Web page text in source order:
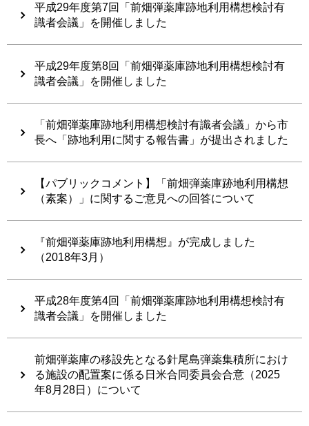
平成29年度第7回「前畑弾薬庫跡地利用構想検討有
識者会議」を開催しました
平成29年度第8回「前畑弾薬庫跡地利用構想検討有
識者会議」を開催しました
「前畑弾薬庫跡地利用構想検討有識者会議」から市
長へ「跡地利用に関する報告書」が提出されました
【パブリックコメント】「前畑弾薬庫跡地利用構想
（素案）」に関するご意見への回答について
『前畑弾薬庫跡地利用構想』が完成しました
（2018年3月）
平成28年度第4回「前畑弾薬庫跡地利用構想検討有
識者会議」を開催しました
前畑弾薬庫の移設先となる針尾島弾薬集積所におけ
る施設の配置案に係る日米合同委員会合意（2025
年8月28日）について